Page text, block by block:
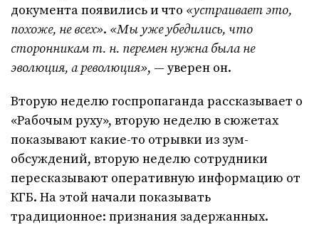
документа появились и что «устраивает это,
похоже, не всех». «Мы уже убедились, что
сторонникам т. н. перемен нужна была не
эволюция, а революция», — уверен он.
Вторую неделю госпропаганда рассказывает о
«Рабочым руху», вторую неделю в сюжетах
показывают какие-то отрывки из зум-
обсуждений, вторую неделю сотрудники
пересказывают оперативную информацию от
КГБ. На этой начали показывать
традиционное: признания задержанных.